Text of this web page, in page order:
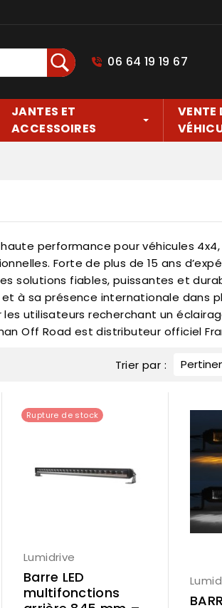
Rechercher06 64 19 19 67
JANTES ET
ACCESSOIRES
VENTE
performance pour véhicules
Forte de plus de 15 ans
solutions fiables, puissantes et
à sa présence internationale dans
les utilisateurs recherchant un
Off Road est distributeur officiel
Trier par :
Rupture de stock
Lumidrive
Barre LED
multifonctions